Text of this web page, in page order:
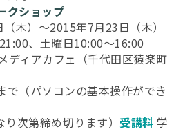
クショップ
木）～2015年7月23日（木）
、土曜日10:00～16:00
ディアカフェ（千代田区猿楽町
で（パソコンの基本操作ができ
次第締め切ります） 受講料 学